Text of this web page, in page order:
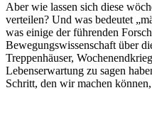
Aber wie lassen sich diese
verteilen? Und was bedeutet
was einige der führenden
Bewegungswissenschaft über
Treppenhäuser,
Lebenserwartung zu sagen
Schritt, den wir machen